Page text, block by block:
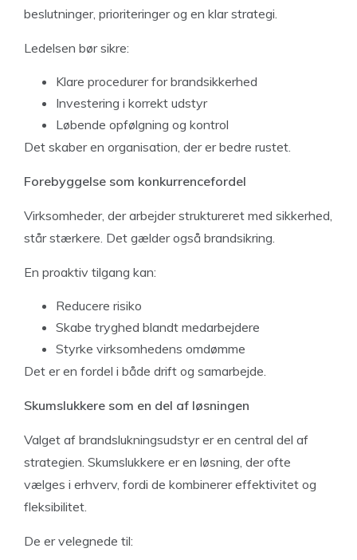
beslutninger, prioriteringer og en klar strategi.
Ledelsen bør sikre:
Klare procedurer for brandsikkerhed
Investering i korrekt udstyr
Løbende opfølgning og kontrol
Det skaber en organisation, der er bedre rustet.
Forebyggelse som konkurrencefordel
Virksomheder, der arbejder struktureret med sikkerhed,
står stærkere. Det gælder også brandsikring.
En proaktiv tilgang kan:
Reducere risiko
Skabe tryghed blandt medarbejdere
Styrke virksomhedens omdømme
Det er en fordel i både drift og samarbejde.
Skumslukkere som en del af løsningen
Valget af brandslukningsudstyr er en central del af
strategien. Skumslukkere er en løsning, der ofte
vælges i erhverv, fordi de kombinerer effektivitet og
fleksibilitet.
De er velegnede til: